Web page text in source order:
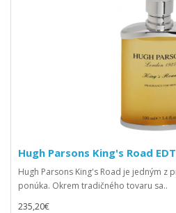
Hugh Parsons King's Road
Hugh Parsons King's Road je jedným z
ponúka. Okrem tradičného tovaru sa..
235,20€